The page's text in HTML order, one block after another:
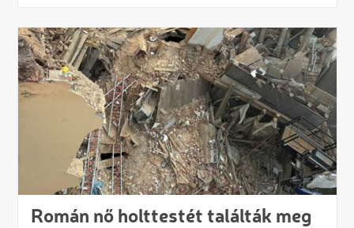
Román nő holttestét találták meg